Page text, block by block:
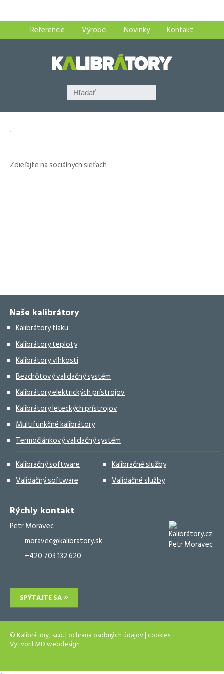
Referencie Výrobci Novinky Kontakt
Zdieľajte na sociálnych sieťach
Naše kalibrátory
Kalibrátory tlaku
Kalibrátory teploty
Kalibrátory vlhkosti
Bezdrôtový validačný systém
Kalibrátory elektrických prístrojov
Kalibrátory leteckých prístrojov
Multifunkčné kalibrátory
Termočlánkový validačný systém
Kalibračný software
Kalibračné služby
Validačný software
Validačné služby
Rýchly kontakt
Petr Moravec
moravec@kalibratory.sk
+420 703 132 620
SPÝTAJTE SA
© Kalibrátory, s.r.o. |ochrana osobných údajov|cookies
VytvorilMD webdesign